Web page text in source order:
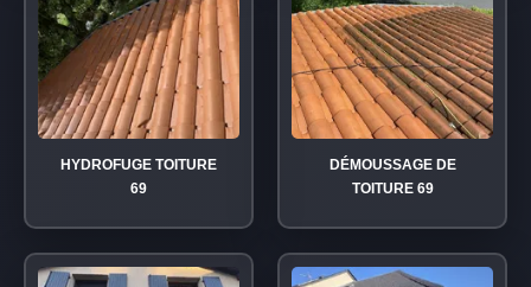
HYDROFUGE TOITURE
69
DÉMOUSSAGE DE
TOITURE 69